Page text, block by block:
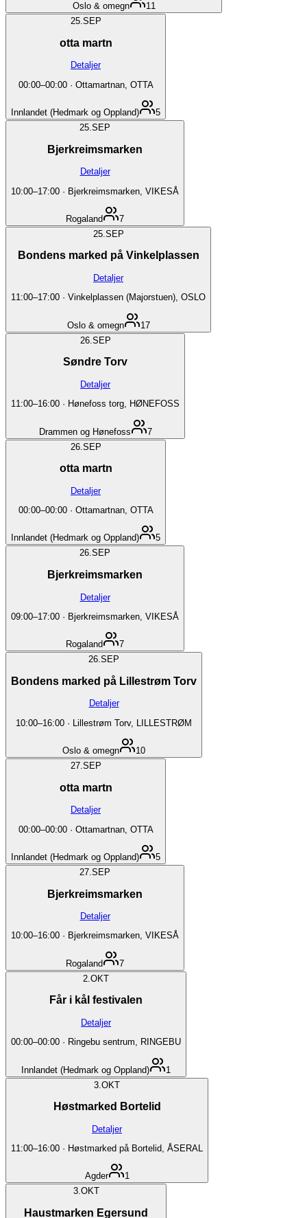
Oslo & omegn
11
25.SEP
otta martn
Detaljer
00:00–00:00· Ottamartnan, OTTA
Innlandet (Hedmark og Oppland)
5
25.SEP
Bjerkreimsmarken
Detaljer
10:00–17:00 · Bjerkreimsmarken, VIKESÅ
Rogaland
7
25. SEP
Bondens marked på Vinkelplassen
Detaljer
11:00–17:00 · Vinkelplassen (Majorstuen), OSLO
Oslo & omegn
17
26. SEP
Søndre Torv
Detaljer
11:00–16:00 · Hønefoss torg, HØNEFOSS
Drammen og Hønefoss
7
26. SEP
otta martn
Detaljer
00:00–00:00· Ottamartnan, OTTA
Innlandet (Hedmark og Oppland)
5
26.SEP
Bjerkreimsmarken
Detaljer
09:00–17:00 · Bjerkreimsmarken, VIKESÅ
Rogaland
7
26.SEP
Bondens marked på Lillestrøm Torv
Detaljer
10:00–16:00 · Lillestrøm Torv, LILLESTRØM
Oslo & omegn
10
27.SEP
otta martn
Detaljer
00:00–00:00· Ottamartnan, OTTA
Innlandet (Hedmark og Oppland)
5
27. SEP
Bjerkreimsmarken
Detaljer
10:00–16:00 · Bjerkreimsmarken, VIKESÅ
Rogaland
7
2. OKT
Får i kål festivalen
Detaljer
00:00–00:00 · Ringebu sentrum, RINGEBU
Innlandet (Hedmark og Oppland)
1
3. OKT
Høstmarked Bortelid
Detaljer
11:00–16:00 · Høstmarked på Bortelid, ÅSERAL
Agder
1
3.OKT
Haustmarken Egersund